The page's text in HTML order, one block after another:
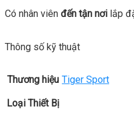
Có nhân viên đến tận nơi lắp
Thông số kỹ thuật
Thương hiệu Tiger Sport
Loại Thiết Bị